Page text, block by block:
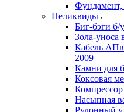
Фундамент,
Неликвиды
Биг-бэги б/у
Зола-уноса
Кабель
2009
Камни для
Коксовая
Насыпная
Рулонный